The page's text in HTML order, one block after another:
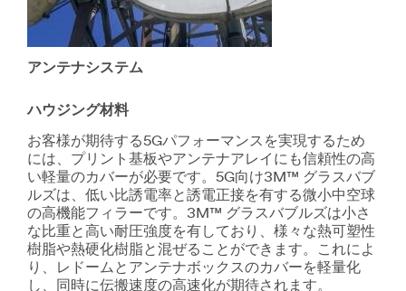
アンテナシステム
ハウジング材料
お客様が期待する5Gパフォーマンスを実現するため
には、プリント基板やアンテナアレイにも信頼性の高
い軽量のカバーが必要です。5G向け3M™ グラスバブ
ルズは、低い比誘電率と誘電正接を有する微小中空球
の高機能フィラーです。3M™ グラスバブルズは小さ
な比重と高い耐圧強度を有しており、様々な熱可塑性
樹脂や熱硬化樹脂と混ぜることができます。これによ
り、レドームとアンテナボックスのカバーを軽量化
し、同時に伝搬速度の高速化が期待されます。